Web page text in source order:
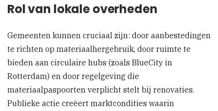
Rol van lokale overheden
Gemeenten kunnen cruciaal zijn: door aanbestedingen
te richten op materiaalhergebruik, door ruimte te
bieden aan circulaire hubs (zoals BlueCity in
Rotterdam) en door regelgeving die
materiaalpaspoorten verplicht stelt bij renovaties.
Publieke actie creëert marktcondities waarin